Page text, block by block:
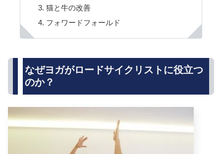
猫と牛の改善
フォワードフォールド
なぜヨガがロードサイクリストに役立つ
のか？